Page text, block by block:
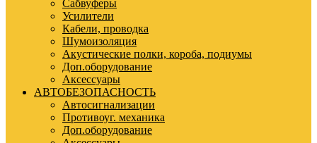
Сабвуферы
Усилители
Кабели, проводка
Шумоизоляция
Акустические полки, короба, подиумы
Доп.оборудование
Аксессуары
АВТОБЕЗОПАСНОСТЬ
Автосигнализации
Противоуг. механика
Доп.оборудование